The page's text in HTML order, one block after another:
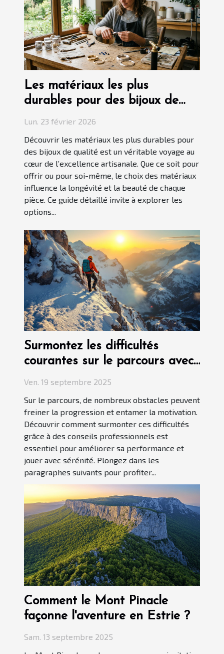
Les matériaux les plus
durables pour des bijoux de
qualité
Lun. 23 février 2026
Découvrir les matériaux les plus durables pour
des bijoux de qualité est un véritable voyage au
cœur de l’excellence artisanale. Que ce soit pour
offrir ou pour soi-même, le choix des matériaux
influence la longévité et la beauté de chaque
pièce. Ce guide détaillé invite à explorer les
options...
Surmontez les difficultés
courantes sur le parcours avec
des conseils professionnels
Ven. 19 septembre 2025
Sur le parcours, de nombreux obstacles peuvent
freiner la progression et entamer la motivation.
Découvrir comment surmonter ces difficultés
grâce à des conseils professionnels est
essentiel pour améliorer sa performance et
jouer avec sérénité. Plongez dans les
paragraphes suivants pour profiter...
Comment le Mont Pinacle
façonne l'aventure en Estrie ?
Sam. 13 septembre 2025